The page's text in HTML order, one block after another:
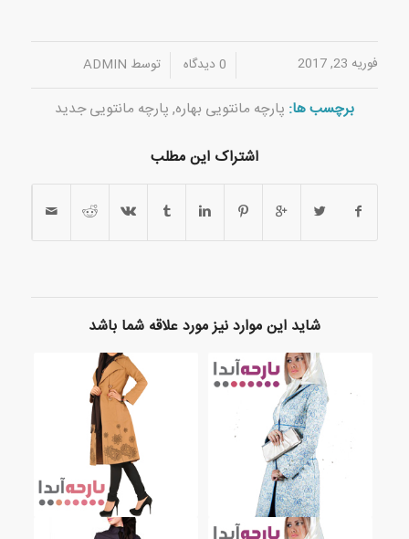
فوریه 23, 2017 0 دیدگاه/ توسط ADMIN
برچسب ها: پارچه مانتویی بهاره, پارچه مانتویی جدید
اشتراک این مطلب
شاید این موارد نیز مورد علاقه شما باشد